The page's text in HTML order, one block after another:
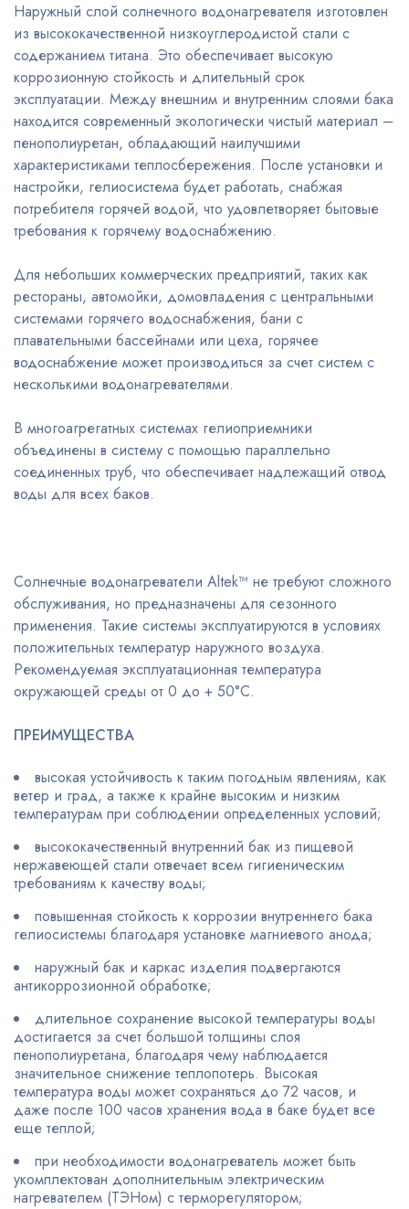
Наружный слой солнечного водонагревателя изготовлен
из высококачественной низкоуглеродистой стали с
содержанием титана. Это обеспечивает высокую
коррозионную стойкость и длительный срок
эксплуатации. Между внешним и внутренним слоями бака
находится современный экологически чистый материал –
пенополиуретан, обладающий наилучшими
характеристиками теплосбережения. После установки и
настройки, гелиосистема будет работать, снабжая
потребителя горячей водой, что удовлетворяет бытовые
требования к горячему водоснабжению.
Для небольших коммерческих предприятий, таких как
рестораны, автомойки, домовладения с центральными
системами горячего водоснабжения, бани с
плавательными бассейнами или цеха, горячее
водоснабжение может производиться за счет систем с
несколькими водонагревателями.
В многоагрегатных системах гелиоприемники
объединены в систему с помощью параллельно
соединенных труб, что обеспечивает надлежащий отвод
воды для всех баков.
Солнечные водонагреватели Altek™ не требуют сложного
обслуживания, но предназначены для сезонного
применения. Такие системы эксплуатируются в условиях
положительных температур наружного воздуха.
Рекомендуемая эксплуатационная температура
окружающей среды от 0 до + 50°С.
ПРЕИМУЩЕСТВА
высокая устойчивость к таким погодным явлениям, как
ветер и град, а также к крайне высоким и низким
температурам при соблюдении определенных условий;
высококачественный внутренний бак из пищевой
нержавеющей стали отвечает всем гигиеническим
требованиям к качеству воды;
повышенная стойкость к коррозии внутреннего бака
гелиосистемы благодаря установке магниевого анода;
наружный бак и каркас изделия подвергаются
антикоррозионной обработке;
длительное сохранение высокой температуры воды
достигается за счет большой толщины слоя
пенополиуретана, благодаря чему наблюдается
значительное снижение теплопотерь. Высокая
температура воды может сохраняться до 72 часов, и
даже после 100 часов хранения вода в баке будет все
еще теплой;
при необходимости водонагреватель может быть
укомплектован дополнительным электрическим
нагревателем (ТЭНом) с терморегулятором;